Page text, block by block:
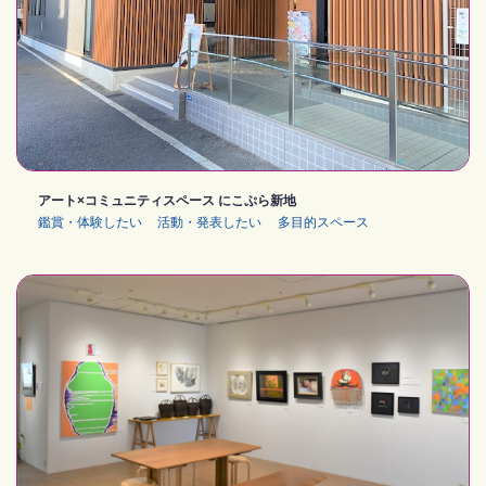
アート×コミュニティスペース にこぷら新地
鑑賞・体験したい
活動・発表したい 多目的スペース